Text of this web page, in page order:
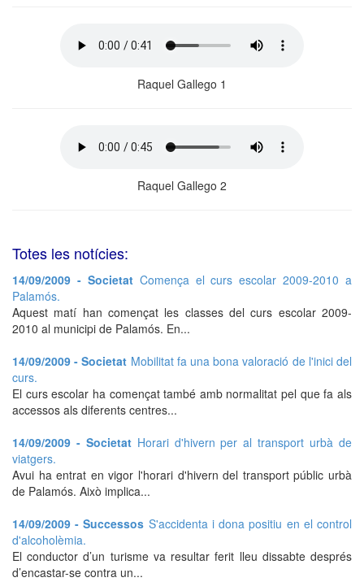
Raquel Gallego 1
Raquel Gallego 2
Totes les notícies:
14/09/2009 - Societat Comença el curs escolar 2009-2010 a
Palamós.
Aquest matí han començat les classes del curs escolar 2009-
2010 al municipi de Palamós. En...
14/09/2009 - Societat Mobilitat fa una bona valoració de l'inici del
curs.
El curs escolar ha començat també amb normalitat pel que fa als
accessos als diferents centres...
14/09/2009 - Societat Horari d'hivern per al transport urbà de
viatgers.
Avui ha entrat en vigor l'horari d'hivern del transport públic urbà
de Palamós. Això implica...
14/09/2009 - Successos S'accidenta i dona positiu en el control
d'alcoholèmia.
El conductor d’un turisme va resultar ferit lleu dissabte després
d’encastar-se contra un...